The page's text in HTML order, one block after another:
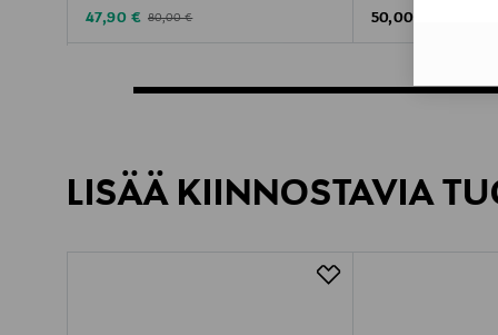
Discounted Price
47,90 € Original Price
80,00 €
Original Price
50,00 €
LISÄÄ KIINNOSTAVIA